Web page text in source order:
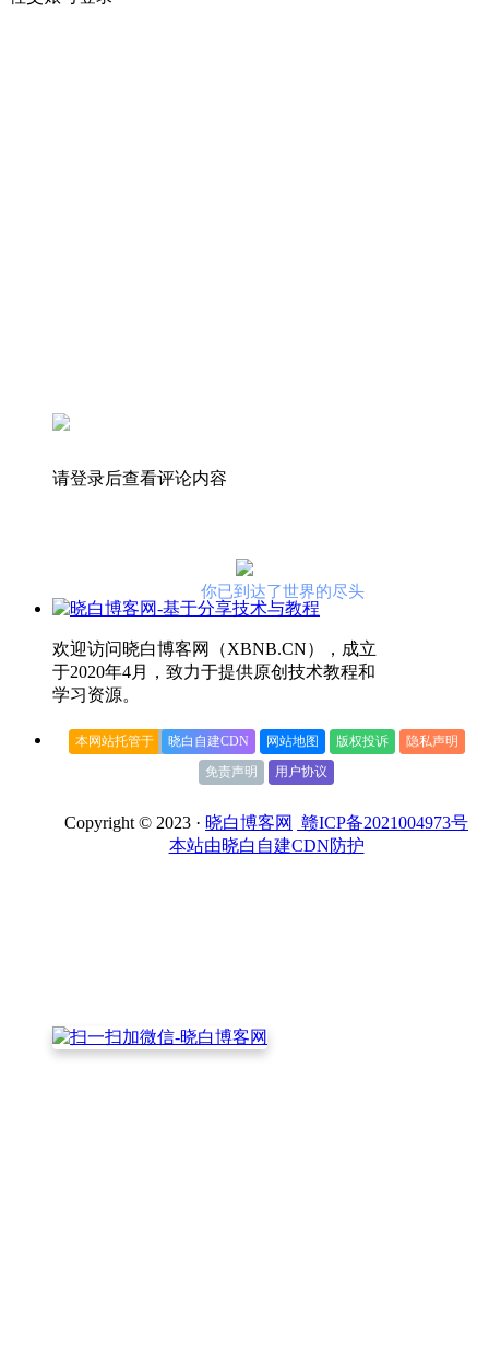
请登录后查看评论内容
你已到达了世界的尽头
欢迎访问晓白博客网（XBNB.CN），成立
于2020年4月，致力于提供原创技术教程和
学习资源。
本网站托管于 晓白自建CDN 网站地图 版权投诉
隐私声明
免责声明
用户协议
Copyright © 2023 · 晓白博客网
赣ICP备2021004973号
本站由晓白自建CDN防护